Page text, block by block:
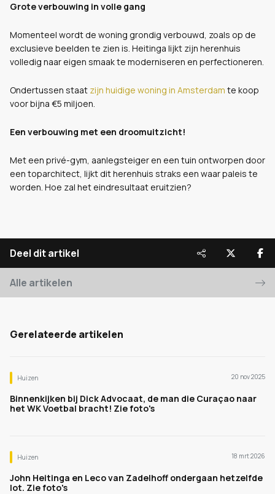
Grote verbouwing in volle gang
Momenteel wordt de woning grondig verbouwd, zoals op de
exclusieve beelden te zien is. Heitinga lijkt zijn herenhuis
volledig naar eigen smaak te moderniseren en perfectioneren.
Ondertussen staat zijn huidige woning in Amsterdam te koop
voor bijna €5 miljoen.
Een verbouwing met een droomuitzicht!
Met een privé-gym, aanlegsteiger en een tuin ontworpen door
een toparchitect, lijkt dit herenhuis straks een waar paleis te
worden. Hoe zal het eindresultaat eruitzien?
Deel dit artikel
Alle artikelen
Gerelateerde artikelen
Huizen 20 nov 2025
Binnenkijken bij Dick Advocaat, de man die Curaçao naar
het WK Voetbal bracht! Zie foto's
Huizen 18 mrt 2026
John Heitinga en Leco van Zadelhoff ondergaan hetzelfde
lot. Zie foto's